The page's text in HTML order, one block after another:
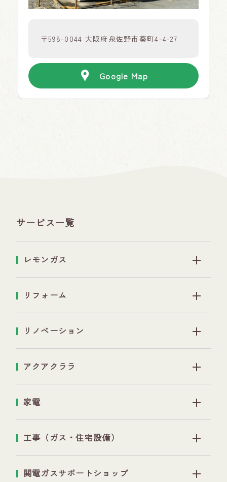
〒598-0044 大阪府泉佐野市葵町4-4-27
Google Map
サービス一覧
レモンガス
リフォーム
リノベーション
アクアクララ
家電
工事（ガス・住宅設備）
関電ガスサポートショップ